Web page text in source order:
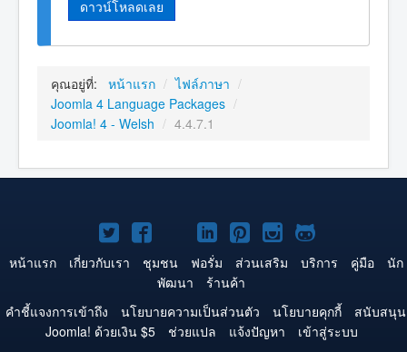
ดาวน์โหลดเลย
คุณอยู่ที่: หน้าแรก / ไฟล์ภาษา /
Joomla 4 Language Packages /
Joomla! 4 - Welsh / 4.4.7.1
Joomla!
บน
Twitter
Joomla!
บน
Facebook
Joomla!
บน
YouTube
Joomla!
บน
LinkedIn
Joomla!
บน
Pinterest
Joomla!
บน
Joomla!
บน
หน้าแรก เกี่ยวกับเรา ชุมชน ฟอรั่ม ส่วนเสริม บริการ คู่มือ
นัก
พัฒนา
ร้านค้า
คำชี้แจงการเข้าถึง
นโยบายความเป็นส่วนตัว นโยบายคุกกี้
สนับสนุน
Joomla! ด้วยเงิน $5
ช่วยแปล แจ้งปัญหา
เข้าสู่ระบบ